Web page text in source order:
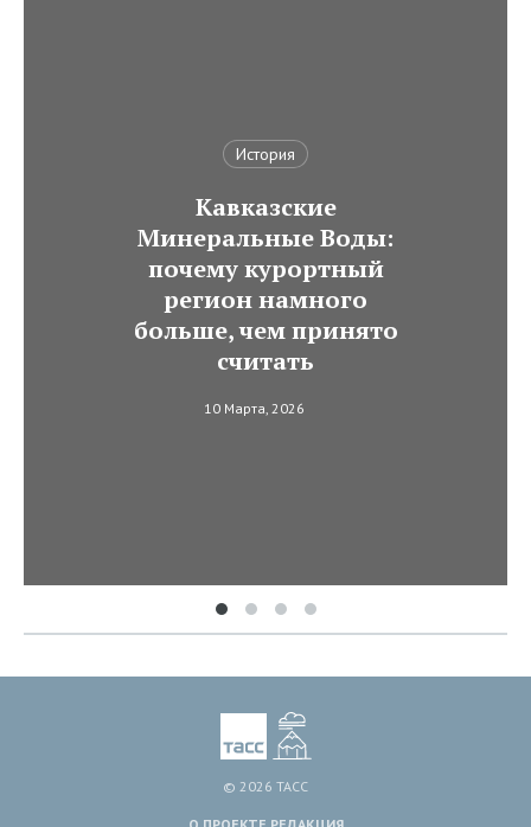
История
Кавказские
Минеральные Воды:
почему курортный
регион намного
больше, чем принято
считать
10 Марта, 2026
© 2026 ТАСС